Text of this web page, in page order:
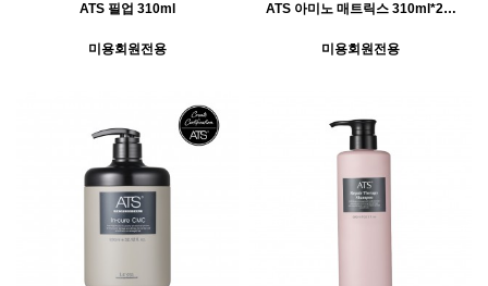
ATS 필업 310ml
미용회원전용
ATS 아미노 매트릭스 310ml*2…
미용회원전용